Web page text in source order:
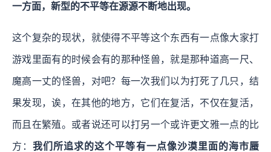
一方面，新型的不平等在源源不断地出现。
这个复杂的现状，就使得不平等这个东西有一点像大家打
游戏里面有的时候会有的那种怪兽，就是那种道高一尺、
魔高一丈的怪兽，对吧？每一次我们以为打死了几只，结
果发现，诶，在其他的地方，它们在复活，不仅在复活，
而且在繁殖。或者说还可以打另一个或许更文雅一点的比
方：我们所追求的这个平等有一点像沙漠里面的海市蜃